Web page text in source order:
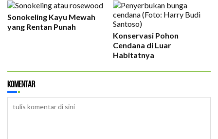
Sonokeling Kayu Mewah
yang Rentan Punah
Konservasi Pohon
Cendana di Luar
Habitatnya
Komentar